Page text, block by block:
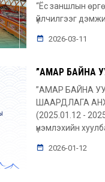
“Ёс заншлын
үйлчилгээг
2026-03-11
”АМАР БАЙНА
”АМАР БАЙНА
ШААРДЛАГА
(2025.01.12 -
үнэмлэхийн
2026-01-12